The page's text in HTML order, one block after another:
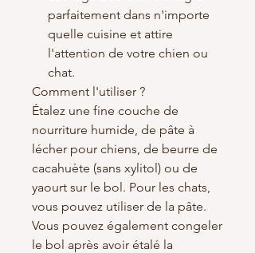
parfaitement dans n'importe
quelle cuisine et attire
l'attention de votre chien ou
chat.
Comment l'utiliser ?
Étalez une fine couche de
nourriture humide, de pâte à
lécher pour chiens, de beurre de
cacahuète (sans xylitol) ou de
yaourt sur le bol. Pour les chats,
vous pouvez utiliser de la pâte.
Vous pouvez également congeler
le bol après avoir étalé la